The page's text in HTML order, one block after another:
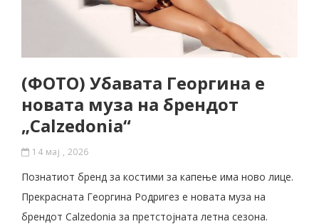
(ФОТО) Убавата Георгина е
новата муза на брендот
„Calzedonia“
14 мај , 2026
Познатиот бренд за костими за капење има ново лице.
Прекрасната Георгина Родригез е новата муза на
брендот Calzedonia за претстојната летна сезона.